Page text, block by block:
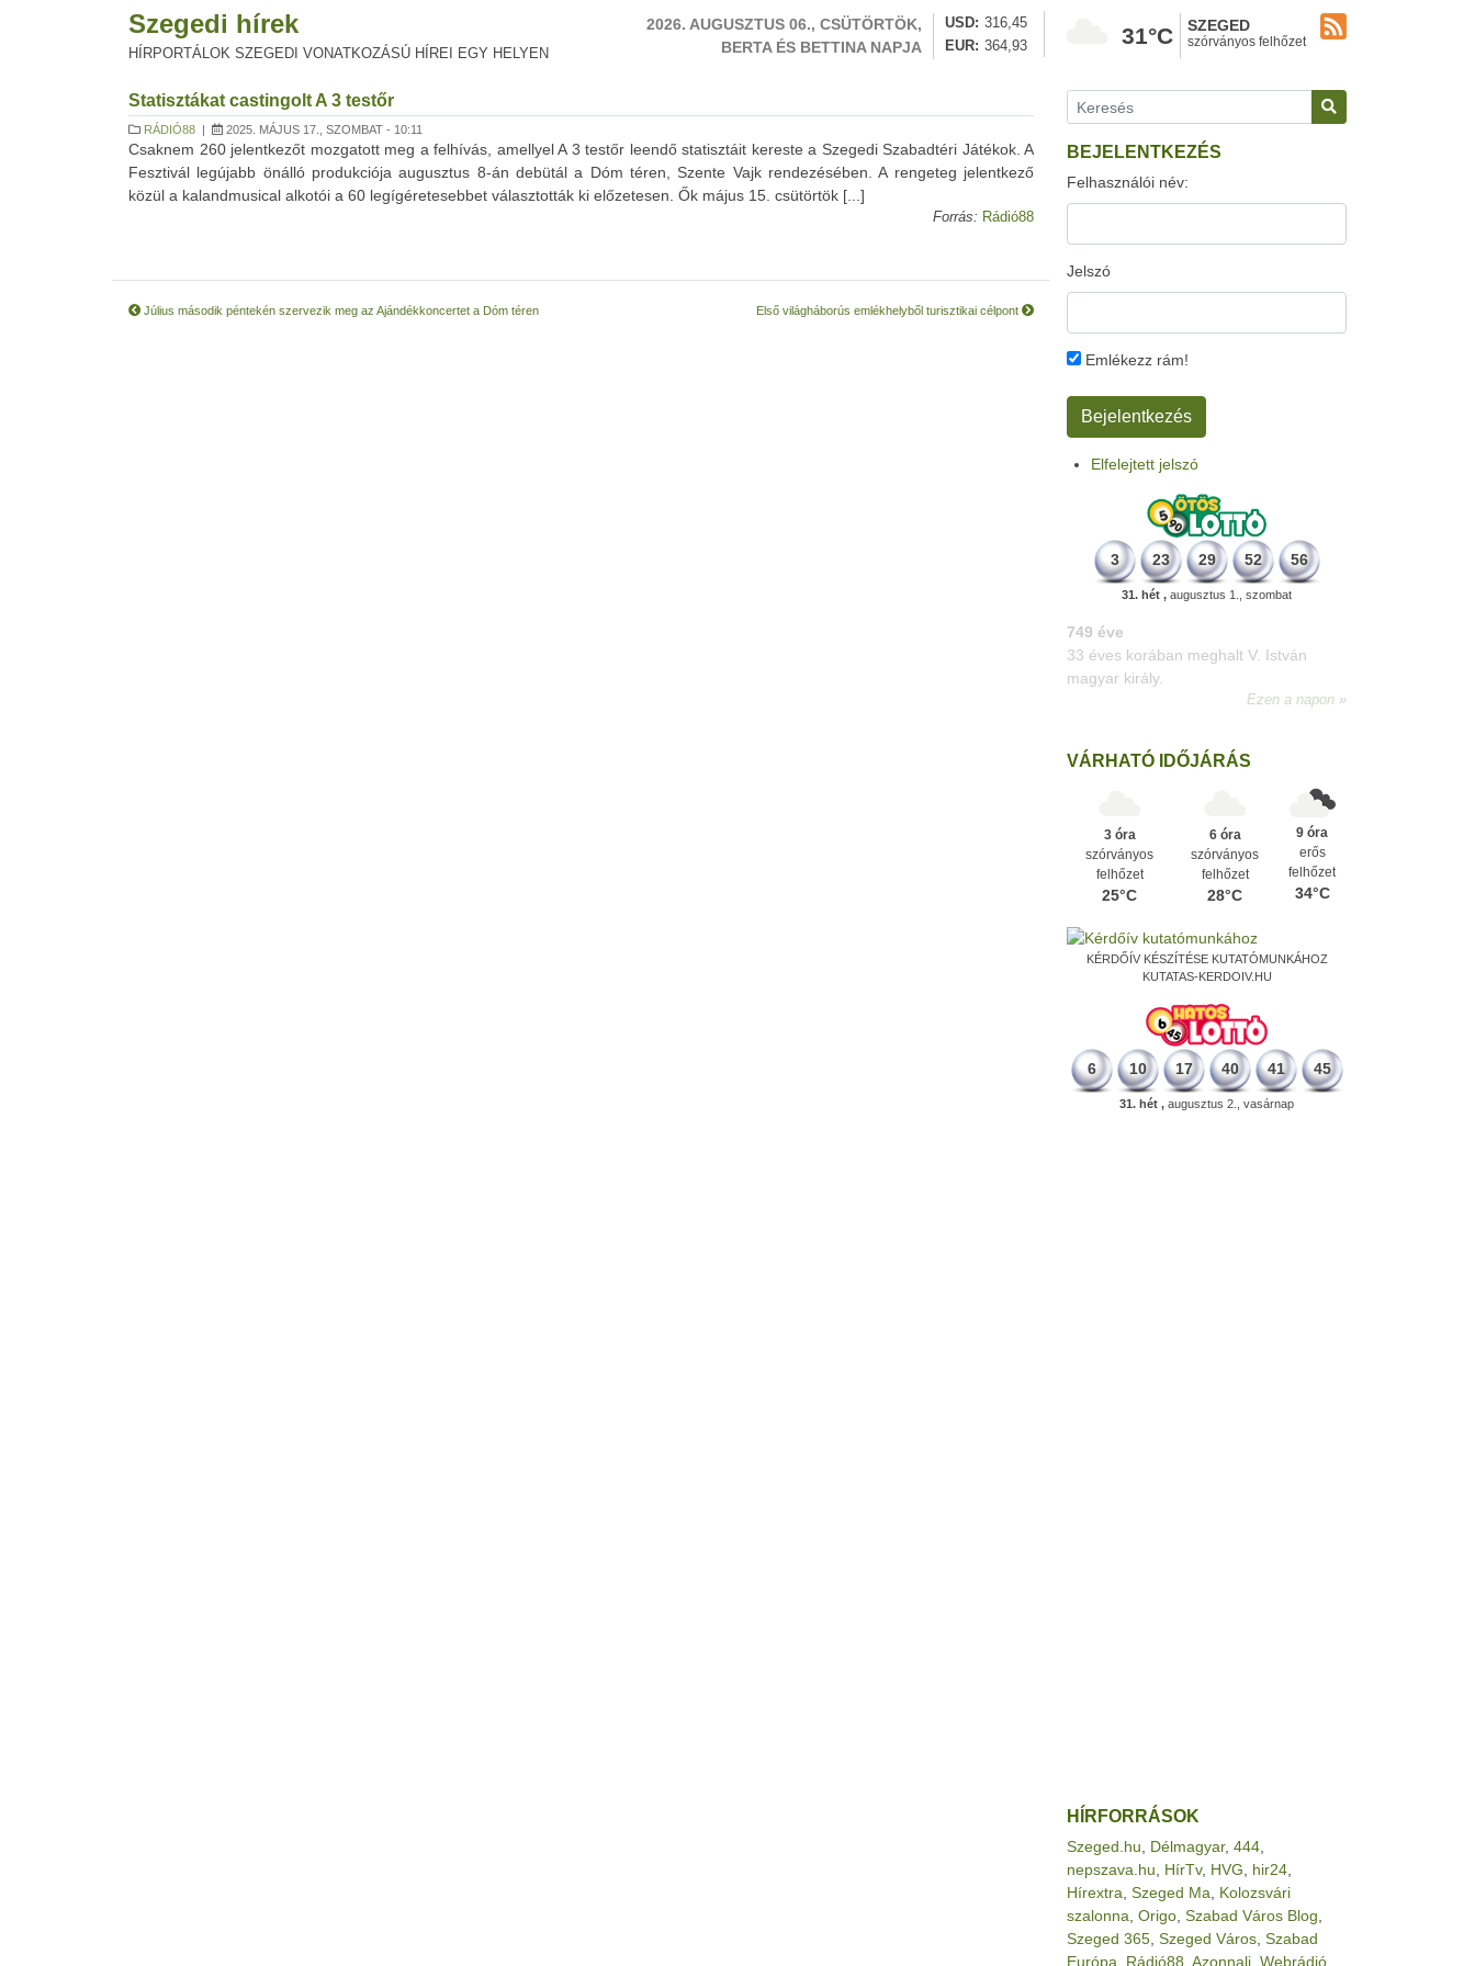
Szegedi hírek
HÍRPORTÁLOK SZEGEDI VONATKOZÁSÚ HÍREI EGY HELYEN
2026. AUGUSZTUS 06., CSÜTÖRTÖK,
BERTA ÉS BETTINA NAPJA
USD
316,45
EUR
364,93 31°C SZEGED
szórványos felhőzet
Statisztákat castingolt A 3 testőr
RÁDIÓ88 | 2025. MÁJUS 17., SZOMBAT - 10:11
Csaknem 260 jelentkezőt mozgatott meg a felhívás, amellyel A 3 testőr leendő statisztáit kereste a Szegedi Szabadtéri Játékok. A
Fesztivál legújabb önálló produkciója augusztus 8-án debütál a Dóm téren, Szente Vajk rendezésében. A rengeteg jelentkező
közül a kalandmusical alkotói a 60 legígéretesebbet választották ki előzetesen. Ők május 15. csütörtök [...]
Forrás: Rádió88
Július második péntekén szervezik meg az Ajándékkoncertet a Dóm téren Első világháborús emlékhelyből turisztikai célpont
BEJELENTKEZÉS
Felhasználói név:
Jelszó
Emlékezz rám!
Elfelejtett jelszó
3 23 29 52 56
31. hét , augusztus 1., szombat
498 éve
A szávaszentdemeteri-nagyolaszi
győzelem, ahol a magyarok utoljára
győzték le a törököket Mohács előtt.
VÁRHATÓ IDŐJÁRÁS
3 óra
szórványos
felhőzet
25°C
6 óra
szórványos
felhőzet
28°C
9 óra
erős
felhőzet
34°C
KÉRDŐÍV KÉSZÍTÉSE KUTATÓMUNKÁHOZ
KUTATAS-KERDOIV.HU
6 10 17 40 41 45
31. hét , augusztus 2., vasárnap
HÍRFORRÁSOK
Szeged.hu Délmagyar, 444
nepszava.hu
HírTv, HVG hir24
Hírextra Szeged Ma
Kolozsvári
szalonna Origo Szabad Város Blog
Szeged 365 Szeged Város Szabad
Európa
Rádió88 Azonnali Webrádió